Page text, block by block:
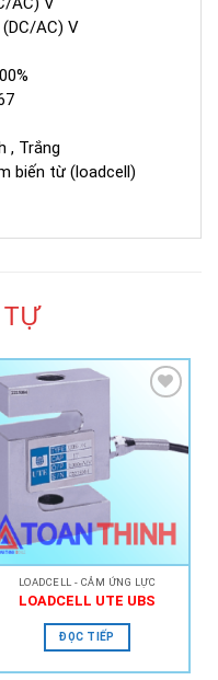
AC) V
, Trắng
biến từ (loadcell)
Add to
LOADCELL - CẢM ỨNG LỰC
LOADCELL UTE UBS
ĐỌC TIẾP